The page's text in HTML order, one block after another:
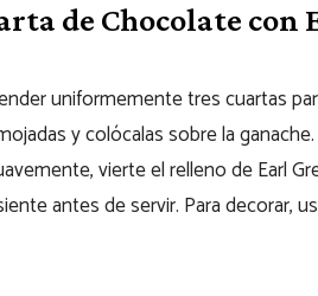
de Chocolate con
uniformemente tres cuartas
y colócalas sobre la
vierte el relleno de Earl
antes de servir. Para decorar,